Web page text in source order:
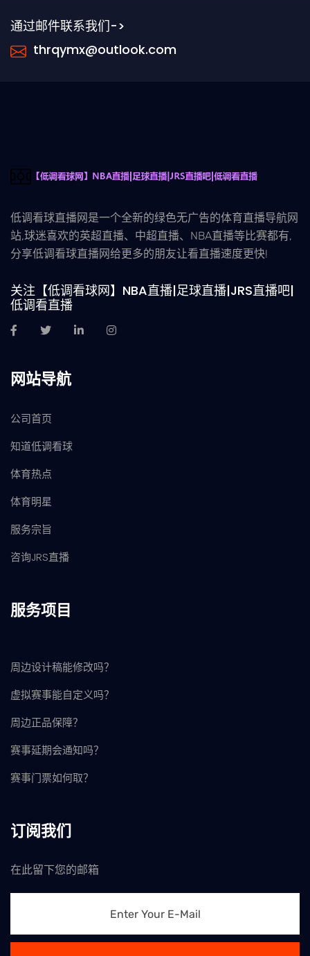
通过邮件联系我们->
thrqymx@outlook.com
低调看球直播网是一个全新的绿色无广告的体育直播导航网
站,球迷喜欢的英超直播、中超直播、NBA直播等比赛都有,
分享低调看球直播网给更多的朋友让看直播速度更快!
关注【低调看球网】NBA直播|足球直播|JRS直播吧|
低调看直播
网站导航
公司首页
知道低调看球
体育热点
体育明星
服务宗旨
咨询JRS直播
服务项目
周边设计稿能修改吗？
虚拟赛事能自定义吗？
周边正品保障？
赛事延期会通知吗？
赛事门票如何取？
订阅我们
在此留下您的邮箱